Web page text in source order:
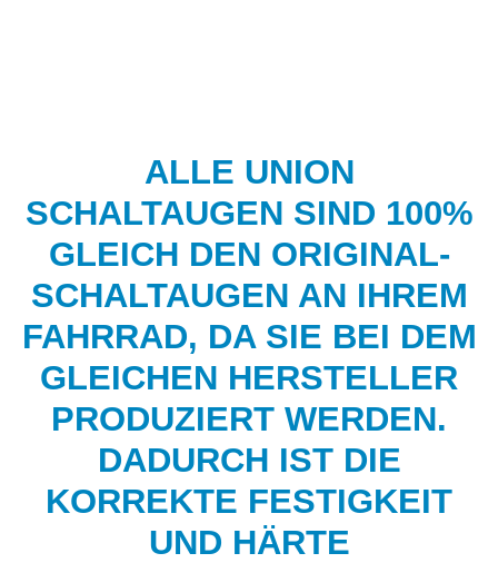
ALLE UNION
SCHALTAUGEN SIND 100%
GLEICH DEN ORIGINAL-
SCHALTAUGEN AN IHREM
FAHRRAD, DA SIE BEI DEM
GLEICHEN HERSTELLER
PRODUZIERT WERDEN.
DADURCH IST DIE
KORREKTE FESTIGKEIT
UND HÄRTE